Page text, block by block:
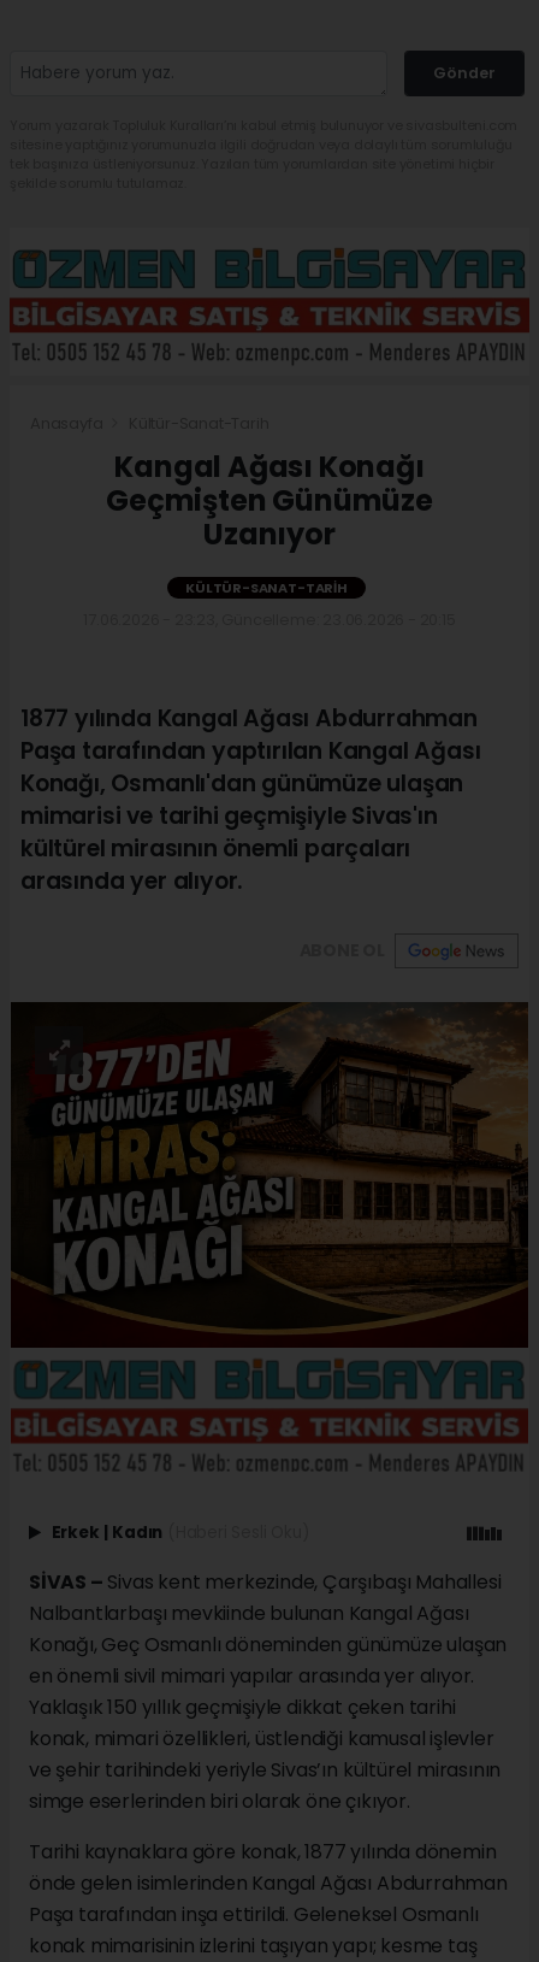
Gönder
Kangal Ağası Konağı
Geçmişten Günümüze
Uzanıyor
KÜLTÜR-SANAT-TARIH
1877 yılında Kangal Ağası Abdurrahman
Paşa tarafından yaptırılan Kangal Ağası
Konağı, Osmanlı'dan günümüze ulaşan
mimarisi ve tarihi geçmişiyle Sivas'ın
kültürel mirasının önemli parçaları
arasında yer alıyor.
Erkek | Kadın
SİVAS – Sivas kent merkezinde, Çarşıbaşı Mahallesi
Nalbantlarbaşı mevkiinde bulunan Kangal Ağası
Konağı, Geç Osmanlı döneminden günümüze ulaşan
en önemli sivil mimari yapılar arasında yer alıyor.
Yaklaşık 150 yıllık geçmişiyle dikkat çeken tarihi
konak, mimari özellikleri, üstlendiği kamusal işlevler
ve şehir tarihindeki yeriyle Sivas’ın kültürel mirasının
simge eserlerinden biri olarak öne çıkıyor.
Tarihi kaynaklara göre konak, 1877 yılında dönemin
önde gelen isimlerinden Kangal Ağası Abdurrahman
Paşa tarafından inşa ettirildi. Geleneksel Osmanlı
konak mimarisinin izlerini taşıyan yapı; kesme taş